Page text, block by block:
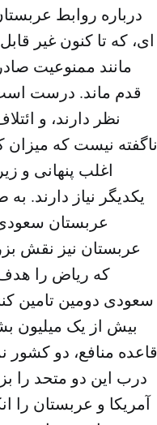
درباره روابط
ای، که تا کنون غیر
قدم ماند. درست
نظر دارند، و
ناگفته نیست که
اغلب پنهانی و
یکدیگر نیاز دارند.
عربستان
عربستان نیز نقش
که ریاض را
سعودی دومین تامین
بیش از یک میلیون
قاعده منافع، دو کشور
درب این دو متحد را
آمریکا و عربستان را